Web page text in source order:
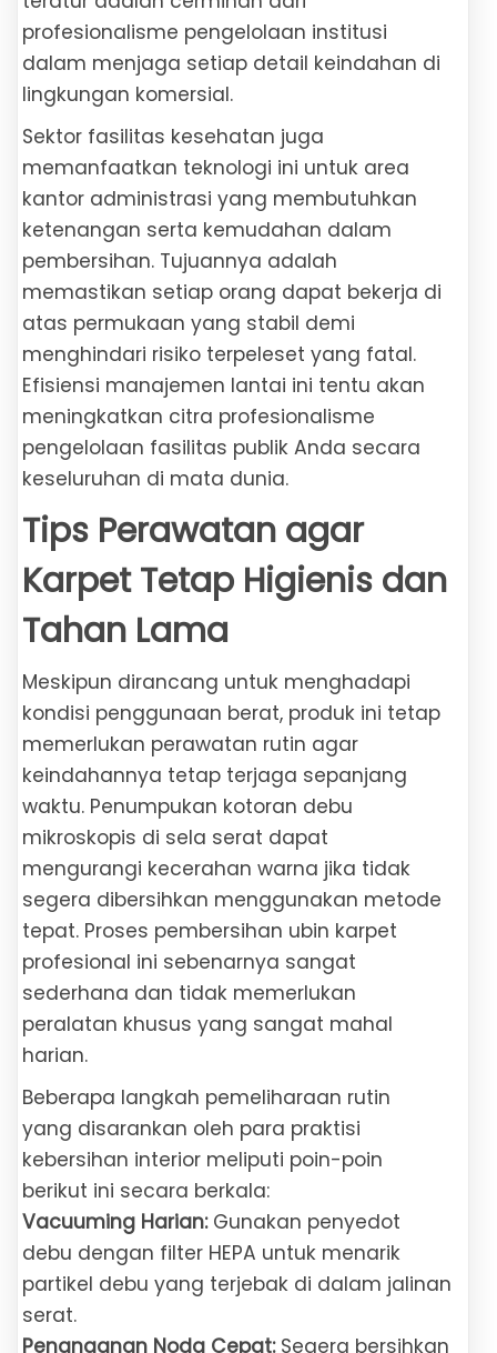
profesionalisme pengelolaan institusi
dalam menjaga setiap detail keindahan di
lingkungan komersial.
Sektor fasilitas kesehatan juga
memanfaatkan teknologi ini untuk area
kantor administrasi yang membutuhkan
ketenangan serta kemudahan dalam
pembersihan. Tujuannya adalah
memastikan setiap orang dapat bekerja di
atas permukaan yang stabil demi
menghindari risiko terpeleset yang fatal.
Efisiensi manajemen lantai ini tentu akan
meningkatkan citra profesionalisme
pengelolaan fasilitas publik Anda secara
keseluruhan di mata dunia.
Tips Perawatan agar
Karpet Tetap Higienis dan
Tahan Lama
Meskipun dirancang untuk menghadapi
kondisi penggunaan berat, produk ini tetap
memerlukan perawatan rutin agar
keindahannya tetap terjaga sepanjang
waktu. Penumpukan kotoran debu
mikroskopis di sela serat dapat
mengurangi kecerahan warna jika tidak
segera dibersihkan menggunakan metode
tepat. Proses pembersihan ubin karpet
profesional ini sebenarnya sangat
sederhana dan tidak memerlukan
peralatan khusus yang sangat mahal
harian.
Beberapa langkah pemeliharaan rutin
yang disarankan oleh para praktisi
kebersihan interior meliputi poin-poin
berikut ini secara berkala:
Vacuuming Harian:Gunakan penyedot
debu dengan filter HEPA untuk menarik
partikel debu yang terjebak di dalam jalinan
serat.
Penanganan Noda Cepat:Segera bersihkan